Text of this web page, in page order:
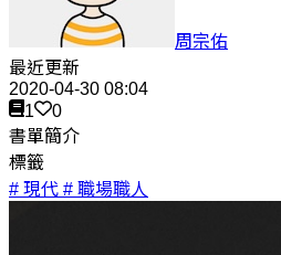
周宗佑
最近更新
2020-04-30 08:04
1
0
書單簡介
標籤
# 現代 # 職場職人